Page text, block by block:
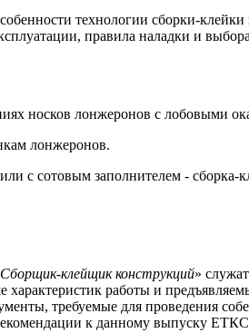
технологии сборки-
правила наладки и
носков лонжеронов с лобовыми
лонжеронов.
с сотовым заполнителем - сборка-
Сборщик-клейщик конструкций»
работы и
требуемые для проведения
к данному выпуску ЕТКС